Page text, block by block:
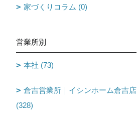
家づくりコラム (0)
営業所別
本社 (73)
倉吉営業所｜イシンホーム倉吉店
(328)